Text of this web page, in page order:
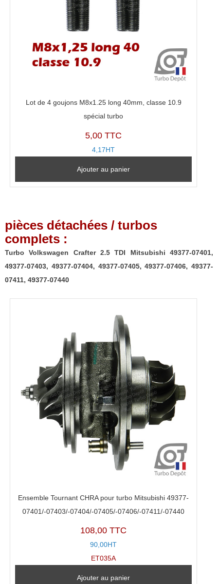
Lot de 4 goujons M8x1.25 long 40mm, classe 10.9
spécial turbo
5,00 TTC
4,17HT
Ajouter au panier
pièces détachées / turbos
complets :
Turbo Volkswagen Crafter 2.5 TDI Mitsubishi 49377-07401,
49377-07403, 49377-07404, 49377-07405, 49377-07406, 49377-
07411, 49377-07440
Ensemble Tournant CHRA pour turbo Mitsubishi 49377-
07401/-07403/-07404/-07405/-07406/-07411/-07440
108,00 TTC
90,00HT
ET035A
Ajouter au panier